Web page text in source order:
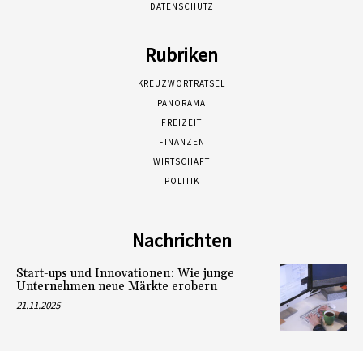
DATENSCHUTZ
Rubriken
KREUZWORTRÄTSEL
PANORAMA
FREIZEIT
FINANZEN
WIRTSCHAFT
POLITIK
Nachrichten
Start-ups und Innovationen: Wie junge
Unternehmen neue Märkte erobern
21.11.2025